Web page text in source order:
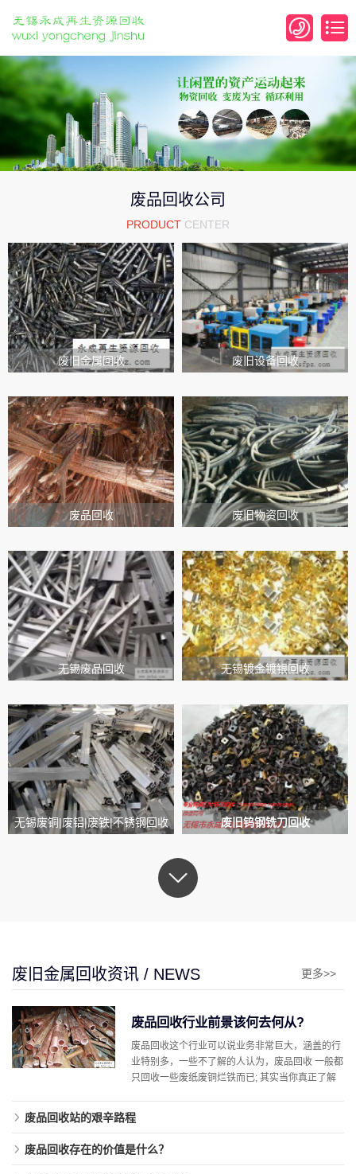
废品回收公司
PRODUCT CENTER
废旧金属回收 废旧设备回收
废品回收 废旧物资回收
无锡废品回收 无锡镀金镀银回收
无锡废铜|废铝|废铁|不锈钢回收 废旧钨钢铣刀回收
废旧金属回收资讯 / NEWS 更多>>
废品回收行业前景该何去何从?
废品回收这个行业可以说业务非常巨大，涵盖的行
业特别多，一些不了解的人认为，废品回收 一般都
只回收一些废纸废铜烂铁而已; 其实当你真正了解
废品回收站的艰辛路程
废品回收存在的价值是什么？